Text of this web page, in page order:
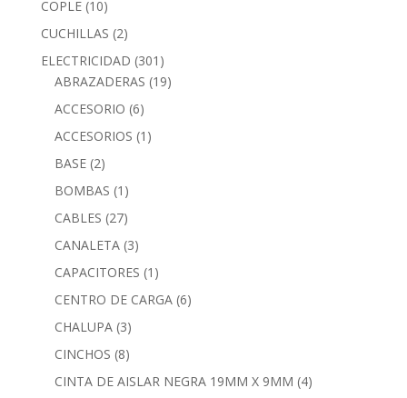
COPLE (10)
CUCHILLAS (2)
ELECTRICIDAD (301)
ABRAZADERAS (19)
ACCESORIO (6)
ACCESORIOS (1)
BASE (2)
BOMBAS (1)
CABLES (27)
CANALETA (3)
CAPACITORES (1)
CENTRO DE CARGA (6)
CHALUPA (3)
CINCHOS (8)
CINTA DE AISLAR NEGRA 19MM X 9MM (4)